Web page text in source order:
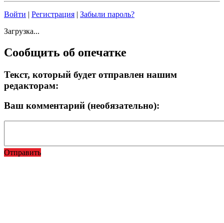
Войти | Регистрация | Забыли пароль?
Загрузка...
Сообщить об опечатке
Текст, который будет отправлен нашим
редакторам:
Ваш комментарий (необязательно):
Отправить